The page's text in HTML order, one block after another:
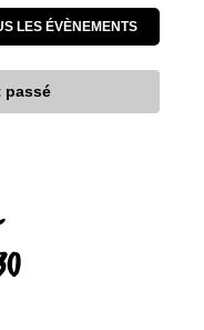
LES ÉVÈNEMENTS
passé